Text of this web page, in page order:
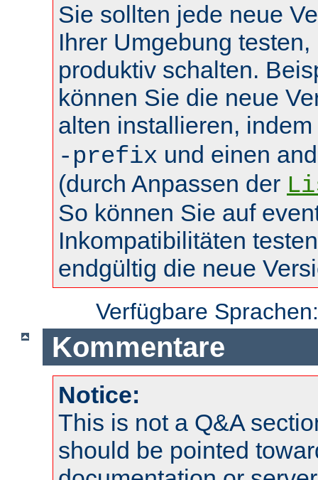
Sie sollten jede neue
Ihrer Umgebung
produktiv schalten.
können Sie die neue
alten installieren,
-prefix und einen
(durch Anpassen der
So können Sie auf
Inkompatibilitäten
endgültig die neue
Verfügbare
Kommentare
Notice:
This is not a Q&A
should be pointed